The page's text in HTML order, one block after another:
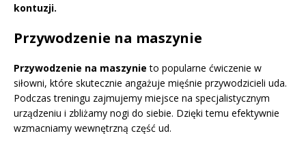
kontuzji.
Przywodzenie na maszynie
Przywodzenie na maszynie to popularne ćwiczenie w
siłowni, które skutecznie angażuje mięśnie przywodzicieli uda.
Podczas treningu zajmujemy miejsce na specjalistycznym
urządzeniu i zbliżamy nogi do siebie. Dzięki temu efektywnie
wzmacniamy wewnętrzną część ud.